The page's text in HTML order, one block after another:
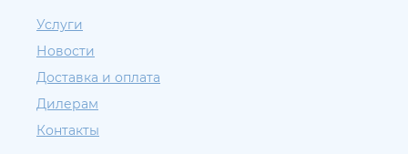
Услуги
Новости
Доставка и оплата
Дилерам
Контакты